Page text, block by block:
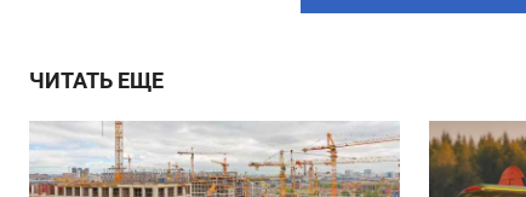
ЧИТАТЬ ЕЩЕ